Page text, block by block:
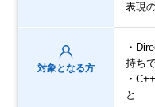
表現
対象となる方
・
持ち
・
と